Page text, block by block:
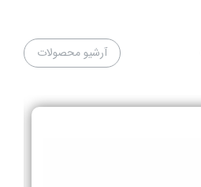
آرشیو محصولات